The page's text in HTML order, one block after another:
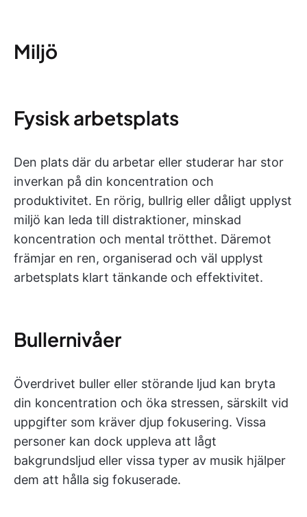
Miljö
Fysisk arbetsplats
Den plats där du arbetar eller studerar har stor
inverkan på din koncentration och
produktivitet. En rörig, bullrig eller dåligt upplyst
miljö kan leda till distraktioner, minskad
koncentration och mental trötthet. Däremot
främjar en ren, organiserad och väl upplyst
arbetsplats klart tänkande och effektivitet.
Bullernivåer
Överdrivet buller eller störande ljud kan bryta
din koncentration och öka stressen, särskilt vid
uppgifter som kräver djup fokusering. Vissa
personer kan dock uppleva att lågt
bakgrundsljud eller vissa typer av musik hjälper
dem att hålla sig fokuserade.